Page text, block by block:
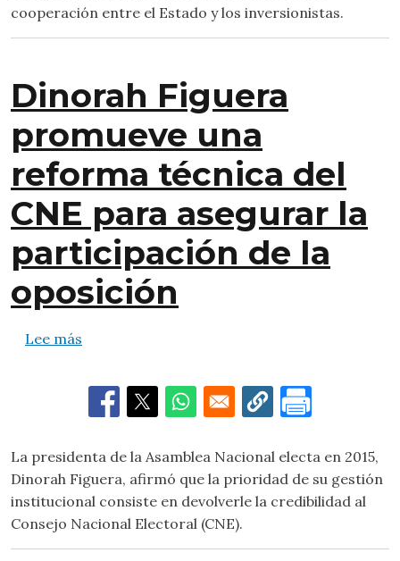
cooperación entre el Estado y los inversionistas.
Dinorah Figuera
promueve una
reforma técnica del
CNE para asegurar la
participación de la
oposición
Lee más
La presidenta de la Asamblea Nacional electa en 2015,
Dinorah Figuera, afirmó que la prioridad de su gestión
institucional consiste en devolverle la credibilidad al
Consejo Nacional Electoral (CNE).